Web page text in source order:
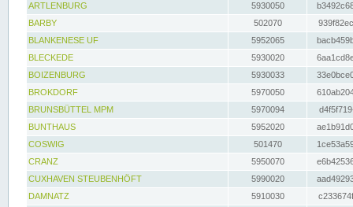
ARTLENBURG
5930050
BARBY
502070
BLANKENESE UF
5952065
BLECKEDE
5930020
BOIZENBURG
5930033
BROKDORF
5970050
BRUNSBÜTTEL MPM
5970094
BUNTHAUS
5952020
COSWIG
501470
CRANZ
5950070
CUXHAVEN STEUBENHÖFT
5990020
DAMNATZ
5910030